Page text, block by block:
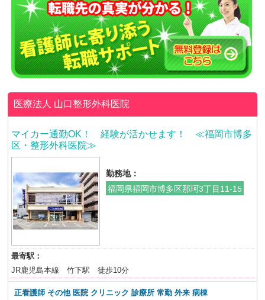
医療法人 山口整形外科医院
マイカー通勤OK！ 経験が活かせます！ ≪福岡市博多
区・整形外科医院≫
勤務地：
福岡県福岡市博多区那珂3丁目11-15
最寄駅：
JR鹿児島本線 竹下駅 徒歩10分
正看護師 その他 医院 クリニック 診療所 常勤 外来 病棟